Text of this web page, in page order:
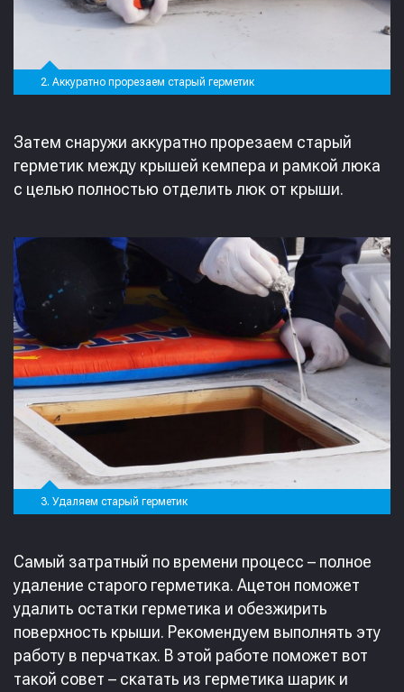
2. Аккуратно прорезаем старый герметик
Затем снаружи аккуратно прорезаем старый
герметик между крышей кемпера и рамкой люка
с целью полностью отделить люк от крыши.
3. Удаляем старый герметик
Самый затратный по времени процесс – полное
удаление старого герметика. Ацетон поможет
удалить остатки герметика и обезжирить
поверхность крыши. Рекомендуем выполнять эту
работу в перчатках. В этой работе поможет вот
такой совет – скатать из герметика шарик и